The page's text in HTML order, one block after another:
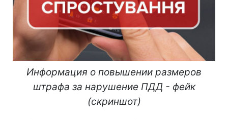
Информация о повышении размеров
штрафа за нарушение ПДД - фейк
(скриншот)